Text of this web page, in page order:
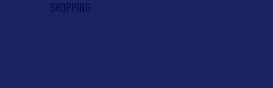
SHOPPING